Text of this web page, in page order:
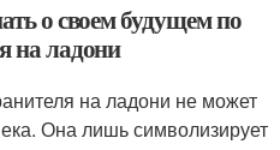
о своем будущем по
на ладони
на ладони не может
Она лишь символизирует